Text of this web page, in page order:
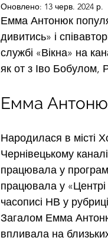
Оновлено: 13 черв. 2024 р.
Емма Антонюк
дивитись» і
службі «Вікна» на
як от з Іво Бобулом,
Емма
Народилася в місті
Чернівецькому
працювала у
працювала у «Центрі
часописі НВ у
Загалом Емма
впливала на